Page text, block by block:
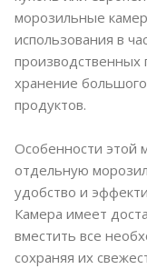
морозильные
использования в
производственных
хранение
продуктов.
Особенности этой
отдельную
удобство и
Камера имеет
вместить все
сохраняя их